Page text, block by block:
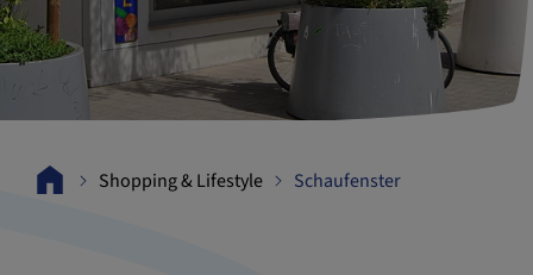
Schaufenster
Shopping & Lifestyle